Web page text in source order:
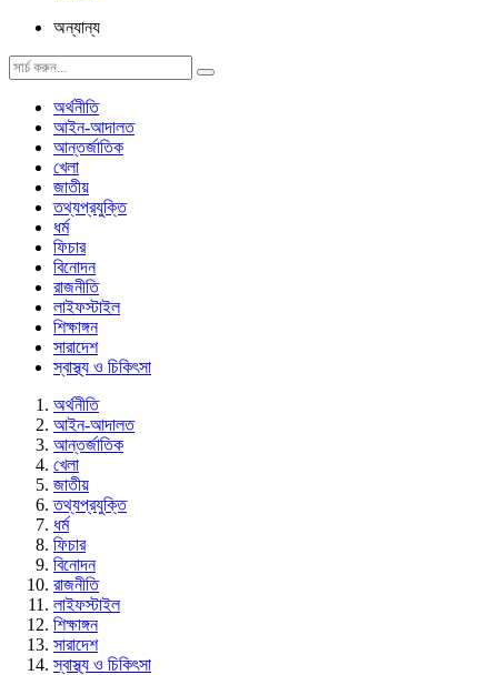
অন্যান্য
অর্থনীতি
আইন-আদালত
আন্তর্জাতিক
খেলা
জাতীয়
তথ্যপ্রযুক্তি
ধর্ম
ফিচার
বিনোদন
রাজনীতি
লাইফস্টাইল
শিক্ষাঙ্গন
সারাদেশ
স্বাস্থ্য ও চিকিৎসা
অর্থনীতি
আইন-আদালত
আন্তর্জাতিক
খেলা
জাতীয়
তথ্যপ্রযুক্তি
ধর্ম
ফিচার
বিনোদন
রাজনীতি
লাইফস্টাইল
শিক্ষাঙ্গন
সারাদেশ
স্বাস্থ্য ও চিকিৎসা